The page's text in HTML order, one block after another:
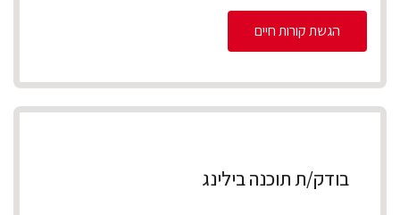
הגשת קורות חיים
בודק/ת תוכנה בילינג